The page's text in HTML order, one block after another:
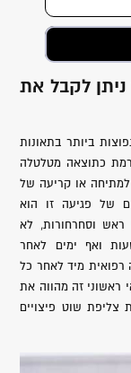
לקבל את
ביותר בתאונות
כתוצאה מטלטלה
או קריעה של
של פגיעה זו הוא
ראש וסחרחורות, לא
ואף ימים לאחר
רפואית מיד לאחר כל
ראשוני זה מהווה את
צליפת שוט פיצויים